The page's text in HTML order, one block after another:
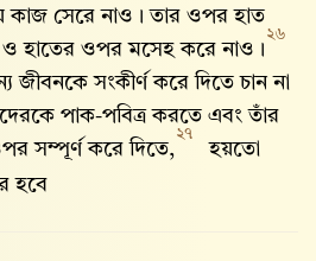
কাজ সেরে নাও। তার ওপর হাত
ও হাতের ওপর মসেহ করে নাও।
২৬
জীবনকে সংকীর্ণ করে দিতে চান না
পাক-পবিত্র করতে এবং তাঁর
সম্পূর্ণ করে দিতে,
২৭
হয়তো
হবে